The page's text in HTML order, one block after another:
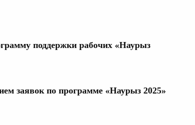
поддержки рабочих «Наурыз
заявок по программе «Наурыз 2025»